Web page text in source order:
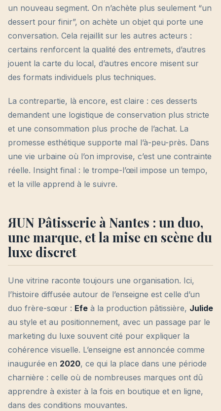
un nouveau segment. On n’achète plus seulement “un
dessert pour finir”, on achète un objet qui porte une
conversation. Cela rejaillit sur les autres acteurs :
certains renforcent la qualité des entremets, d’autres
jouent la carte du local, d’autres encore misent sur
des formats individuels plus techniques.
La contrepartie, là encore, est claire : ces desserts
demandent une logistique de conservation plus stricte
et une consommation plus proche de l’achat. La
promesse esthétique supporte mal l’à-peu-près. Dans
une vie urbaine où l’on improvise, c’est une contrainte
réelle. Insight final : le trompe-l’œil impose un tempo,
et la ville apprend à le suivre.
ЯUN Pâtisserie à Nantes : un duo,
une marque, et la mise en scène du
luxe discret
Une vitrine raconte toujours une organisation. Ici,
l’histoire diffusée autour de l’enseigne est celle d’un
duo frère-sœur : Efe à la production pâtissière, Julide
au style et au positionnement, avec un passage par le
marketing du luxe souvent cité pour expliquer la
cohérence visuelle. L’enseigne est annoncée comme
inaugurée en 2020, ce qui la place dans une période
charnière : celle où de nombreuses marques ont dû
apprendre à exister à la fois en boutique et en ligne,
dans des conditions mouvantes.